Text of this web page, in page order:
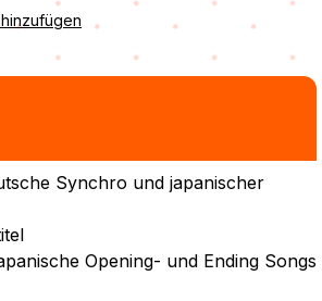
Synchro und japanischer
Opening- und Ending Songs